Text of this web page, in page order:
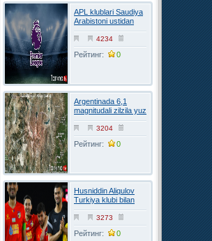
APL klublari Saudiya
Arabistoni ustidan
FIFAga shikoyat
qilmoqchi4234
Рейтинг: 0
Argentinada 6,1
magnitudali zilzila yuz
berdi
3204
Рейтинг: 0
Husniddin Aliqulov
Turkiya klubi bilan
kelishuvga erishdi
3273
Рейтинг: 0